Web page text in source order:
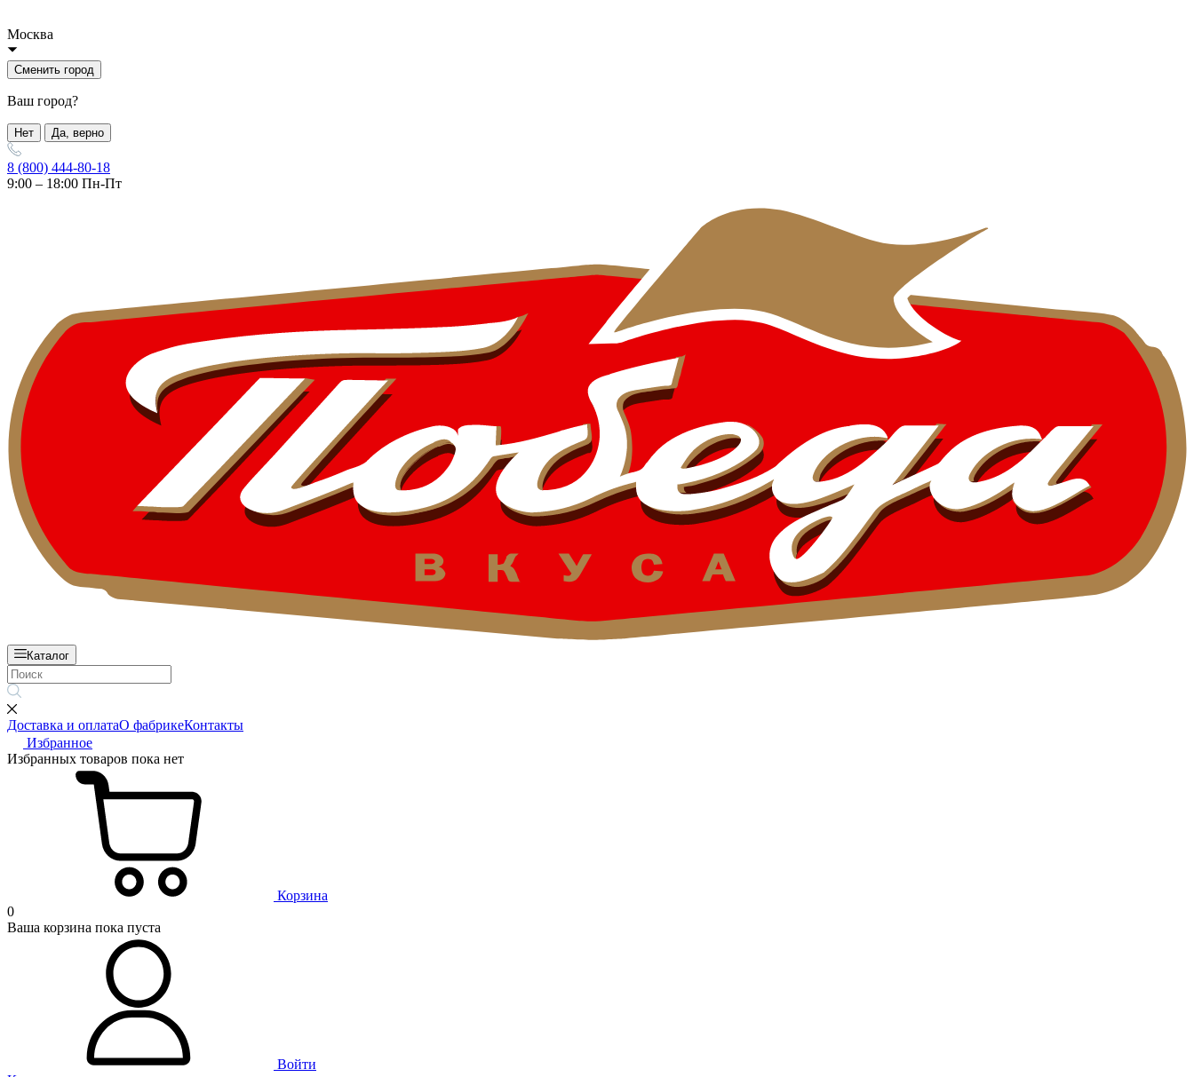
Москва
Сменить город
Ваш город?
Нет Да, верно
8 (800) 444-80-18
9:00 – 18:00 Пн-Пт
Каталог
Доставка и оплатаО фабрикеКонтакты
Избранное
Избранных товаров пока нет
Корзина
0
Ваша корзина пока пуста
Войти